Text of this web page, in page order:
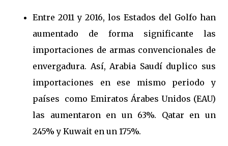
Entre 2011 y 2016, los Estados del Golfo han
aumentado de forma significante las
importaciones de armas convencionales de
envergadura. Así, Arabia Saudí duplico sus
importaciones en ese mismo periodo y
países como Emiratos Árabes Unidos (EAU)
las aumentaron en un 63%. Qatar en un
245% y Kuwait en un 175%.